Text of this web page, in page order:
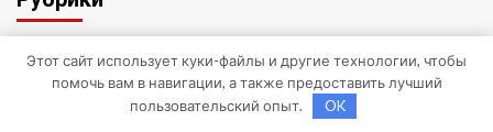
Uncategorised
Куда поехать
Этот сайт использует куки-файлы и другие технологии, чтобы
помочь вам в навигации, а также предоставить лучший
пользовательский опыт.
OK